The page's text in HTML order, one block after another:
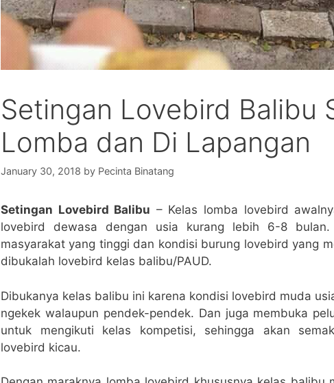
Setingan Lovebird Balibu
Lomba dan Di Lapangan
January 30, 2018 by Pecinta Binatang
Setingan Lovebird Balibu – Kelas lomba lovebird
lovebird dewasa dengan usia kurang lebih 6-8
masyarakat yang tinggi dan kondisi burung lovebird yang
dibukalah lovebird kelas balibu/PAUD.
Dibukanya kelas balibu ini karena kondisi lovebird muda
ngekek walaupun pendek-pendek. Dan juga membuka
untuk mengikuti kelas kompetisi, sehingga akan
lovebird kicau.